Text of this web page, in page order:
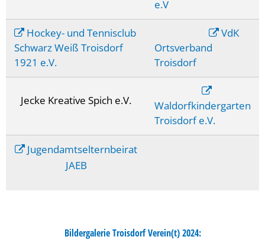
e.V
Hockey- und Tennisclub
Schwarz Weiß Troisdorf
1921 e.V.
VdK
Ortsverband
Troisdorf
Jecke Kreative Spich e.V.
Waldorfkindergarten
Troisdorf e.V.
Jugendamtselternbeirat
JAEB
Bildergalerie Troisdorf Verein(t) 2024: